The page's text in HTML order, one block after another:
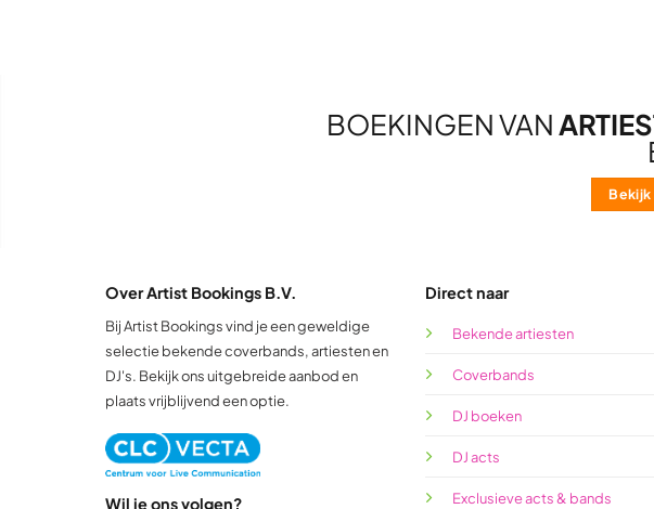
BOEKINGEN VAN
Bekijk
Over Artist Bookings B.V.
Bij Artist Bookings vind je een geweldige
selectie bekende coverbands, artiesten en
DJ's. Bekijk ons uitgebreide aanbod en
plaats vrijblijvend een optie.
Wil je ons volgen?
Direct naar
Bekende artiesten
Coverbands
DJ boeken
DJ acts
Exclusieve acts & bands